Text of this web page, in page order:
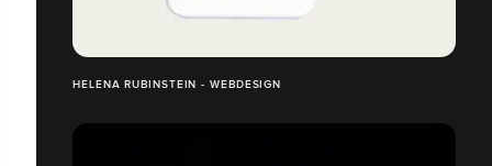
HELENA RUBINSTEIN - WEBDESIGN